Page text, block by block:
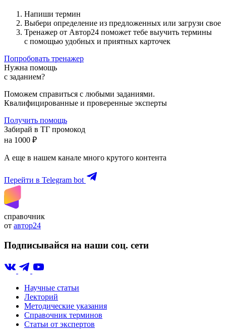
Напиши термин
Выбери определение из предложенных или загрузи свое
Тренажер от Автор24 поможет тебе выучить термины
с помощью удобных и приятных карточек
Попробовать тренажер
Нужна помощь
с заданием?
Поможем справиться с любыми заданиями.
Квалифицированные и проверенные эксперты
Получить помощь
Забирай в ТГ промокод
на 1000 ₽
А еще в нашем канале много крутого контента
Перейти в Telegram bot
справочник
от автор24
Подписывайся на наши соц. сети
Научные статьи
Лекторий
Методические указания
Справочник терминов
Статьи от экспертов